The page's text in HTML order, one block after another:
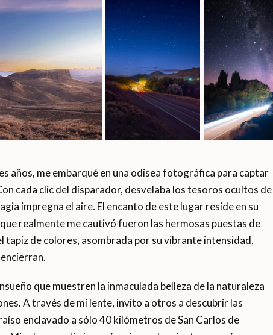
años, me embarqué en una odisea fotográfica para captar
cada clic del disparador, desvelaba los tesoros ocultos de
impregna el aire. El encanto de este lugar reside en su
realmente me cautivó fueron las hermosas puestas de
tapiz de colores, asombrada por su vibrante intensidad,
que muestren la inmaculada belleza de la naturaleza
A través de mi lente, invito a otros a descubrir las
enclavado a sólo 40 kilómetros de San Carlos de